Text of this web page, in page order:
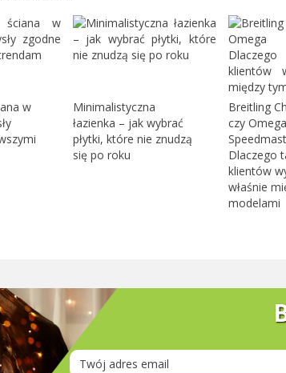
w
Minimalistyczna
łazienka – jak wybrać
płytki, które nie znudzą
się po roku
Breitling
czy Omega
Dlaczego
klientów
właśnie
modelami